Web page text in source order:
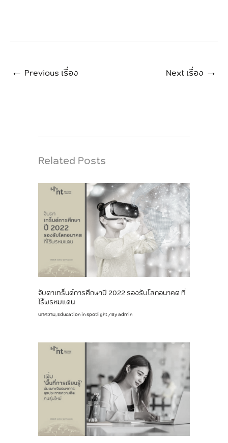
← Previous เรื่อง Next เรื่อง →
Related Posts
จับตาเทร็นด์การศึกษาปี 2022 รองรับโลกอนาคต ที่
ไร้พรหมแดน
บทความ,Education in spotlight/ Byadmin